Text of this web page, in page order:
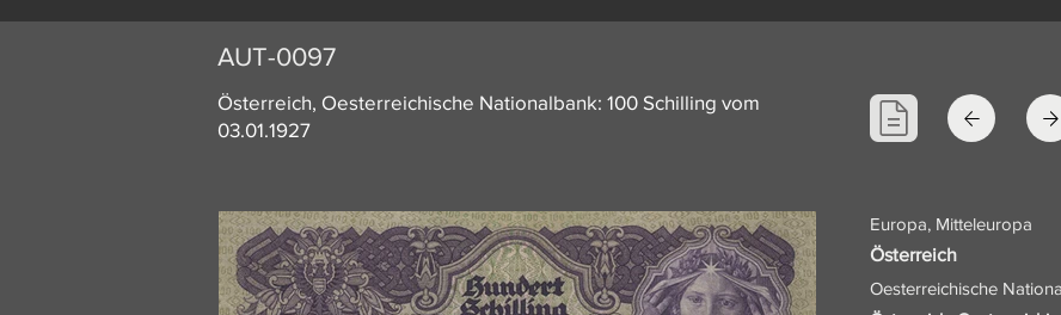
AUT-0097
Österreich, Oesterreichische Nationalbank: 100 Schilling vom
03.01.1927
Europa, Mitteleuropa
Österreich
Oesterreichische